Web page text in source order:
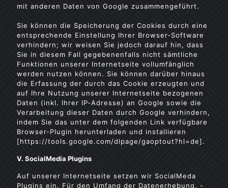
mit anderen Daten von Google zusammengeführt.
Sie können die Speicherung der Cookies durch eine
entsprechende Einstellung Ihrer Browser-Software
verhindern; wir weisen Sie jedoch darauf hin, dass
Sie in diesem Fall gegebenenfalls nicht sämtliche
Funktionen unserer Internetseite vollumfänglich
werden nutzen können. Sie können darüber hinaus
die Erfassung der durch das Cookie erzeugten und
auf Ihre Nutzung unserer Internetseite bezogenen
Daten (inkl. Ihrer IP-Adresse) an Google sowie die
Verarbeitung dieser Daten durch Google verhindern,
indem Sie das unter dem folgenden Link verfügbare
Browser-Plugin herunterladen und installieren
[https://tools.google.com/dlpage/gaoptout?hl=de].
V. SocialMedia Plugins
Auf unserer Internetseite setzen wir SocialMeda
Plugins ein. Für den Umfang der Datenerhebung, -